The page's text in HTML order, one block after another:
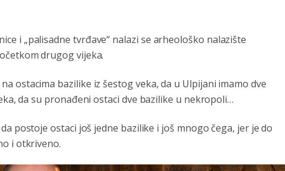
i „palisadne tvrđave“ nalazi se arheološko nalazište
drugog vijeka.
ostacima bazilike iz šestog veka, da u Ulpijani imamo dve
da su pronađeni ostaci dve bazilike u nekropoli…
postoje ostaci još jedne bazilike i još mnogo čega, jer je do
i otkriveno.